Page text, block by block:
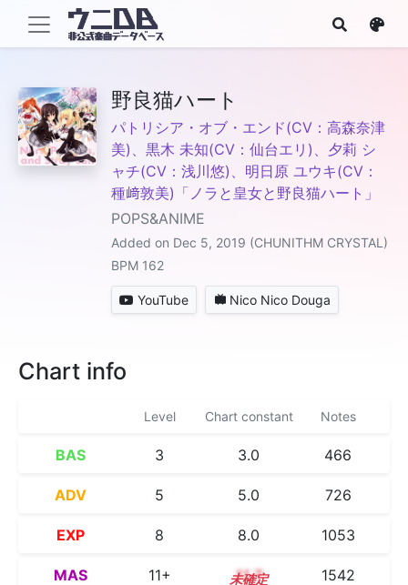
野良猫ハート
パトリシア・オブ・エンド(CV：高森奈津
美)、黒木 未知(CV：仙台エリ)、夕莉 シ
ャチ(CV：浅川悠)、明日原 ユウキ(CV：
種﨑敦美)「ノラと皇女と野良猫ハート」
POPS&ANIME
Added on Dec 5, 2019 (CHUNITHM CRYSTAL)
BPM 162
YouTube Nico Nico Douga
Chart info
Level Chart constant Notes
BAS 3 3.0 466
ADV 5 5.0 726
EXP 8 8.0 1053
MAS 11+ 11.7 1542